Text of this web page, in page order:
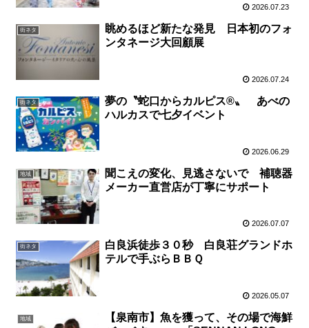
2026.07.23
街ネタ
眺めるほど新たな発見 日本初のフォ
ンタネージ大回顧展
2026.07.24
街ネタ
夢の〝蛇口からカルピス®〟 あべの
ハルカスで七夕イベント
2026.06.29
地域
聞こえの変化、見逃さないで 補聴器
メーカー直営店が丁寧にサポート
2026.07.07
街ネタ
白良浜徒歩３０秒 白良荘グランドホ
テルで手ぶらＢＢＱ
2026.05.07
地域
【泉南市】魚を獲って、その場で海鮮